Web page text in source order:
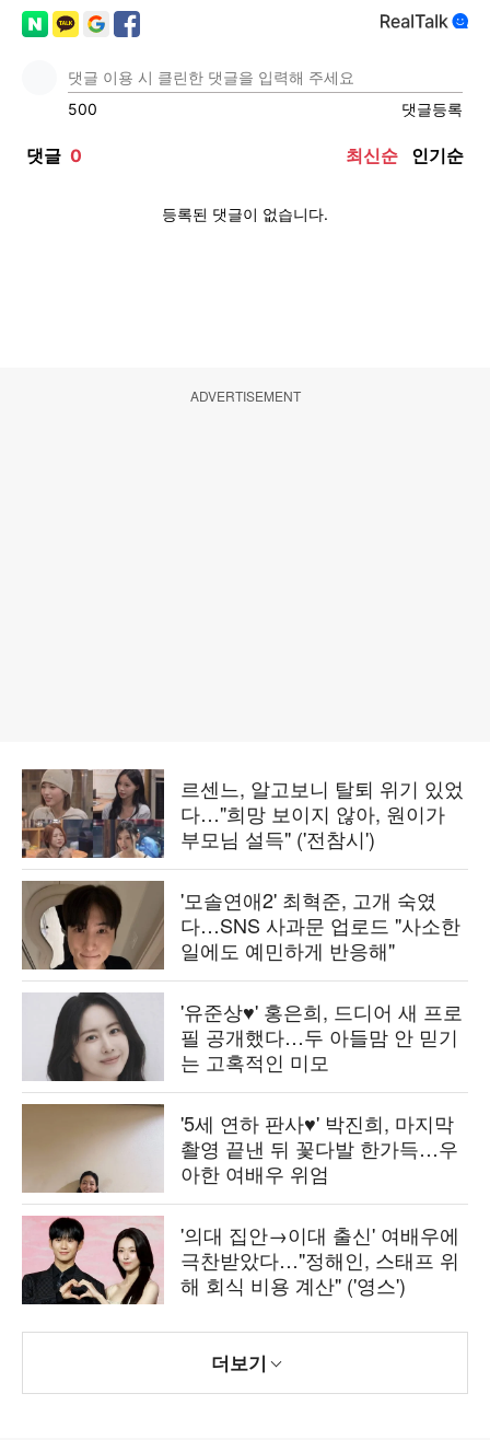
ADVERTISEMENT
르센느, 알고보니 탈퇴 위기 있었
다…"희망 보이지 않아, 원이가
부모님 설득" ('전참시')
'모솔연애2' 최혁준, 고개 숙였
다…SNS 사과문 업로드 "사소한
일에도 예민하게 반응해"
'유준상♥' 홍은희, 드디어 새 프로
필 공개했다…두 아들맘 안 믿기
는 고혹적인 미모
'5세 연하 판사♥' 박진희, 마지막
촬영 끝낸 뒤 꽃다발 한가득…우
아한 여배우 위엄
'의대 집안→이대 출신' 여배우에
극찬받았다…"정해인, 스태프 위
해 회식 비용 계산" ('영스')
더보기